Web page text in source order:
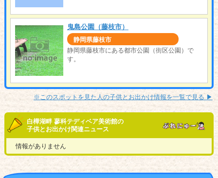
鬼島公園（藤枝市）
静岡県藤枝市
静岡県藤枝市にある都市公園（街区公園）で
す。
※このスポットを見た人の子供とお出かけ情報を一覧で見る ▶︎
白樺湖畔 蓼科テディベア美術館の
子供とお出かけ関連ニュース
情報がありません